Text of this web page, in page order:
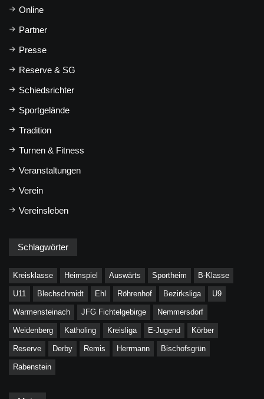
Online
Partner
Presse
Reserve & SG
Schiedsrichter
Sportgelände
Tradition
Turnen & Fitness
Veranstaltungen
Verein
Vereinsleben
Schlagwörter
Kreisklasse Heimspiel Auswärts Sportheim B-Klasse
U11 Blechschmidt Ehl Röhrenhof Bezirksliga U9
Warmensteinach JFG Fichtelgebirge Nemmersdorf
Weidenberg Katholing Kreisliga E-Jugend Körber
Reserve Derby Remis Herrmann Bischofsgrün
Rabenstein